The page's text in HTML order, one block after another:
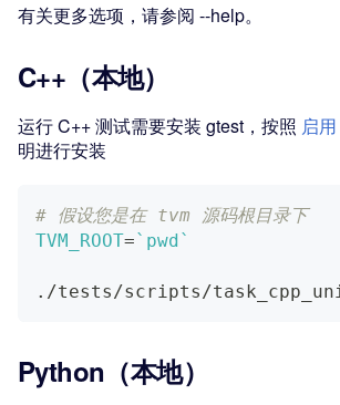
有关更多选项，请参阅 --help。
C++（本地）
运行 C++ 测试需要安装 gtest，按照 启
明进行安装
# 假设您是在 tvm 源码根目录下
TVM_ROOT=` pwd`
./tests/scripts/
Python（本地）